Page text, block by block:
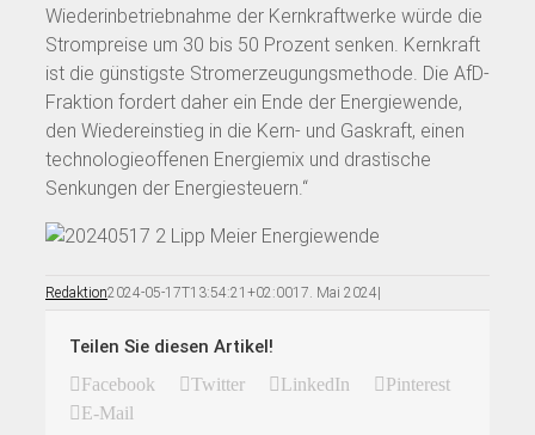
Wiederinbetriebnahme der Kernkraftwerke würde die
Strompreise um 30 bis 50 Prozent senken. Kernkraft
ist die günstigste Stromerzeugungsmethode. Die AfD-
Fraktion fordert daher ein Ende der Energiewende,
den Wiedereinstieg in die Kern- und Gaskraft, einen
technologieoffenen Energiemix und drastische
Senkungen der Energiesteuern.“
Redaktion2024-05-17T13:54:21+02:0017. Mai 2024|
Teilen Sie diesen Artikel!
Facebook Twitter LinkedIn
Pinterest
E-Mail